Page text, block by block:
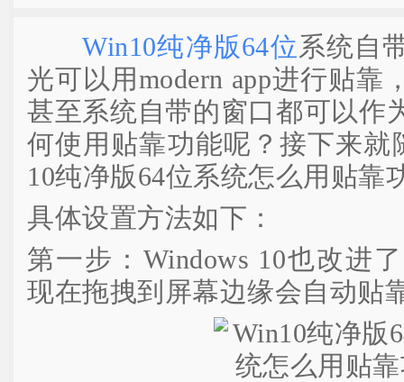
Win10纯净版64位系统自
光可以用modern app进行贴靠
甚至系统自带的窗口都可以作
何使用贴靠功能呢？接下来就
10纯净版64位系统怎么用贴靠
具体设置方法如下：
第一步：Windows 10也改进
现在拖拽到屏幕边缘会自动贴